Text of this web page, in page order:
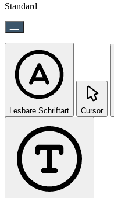
Standard
Lesbare Schriftart Cursor